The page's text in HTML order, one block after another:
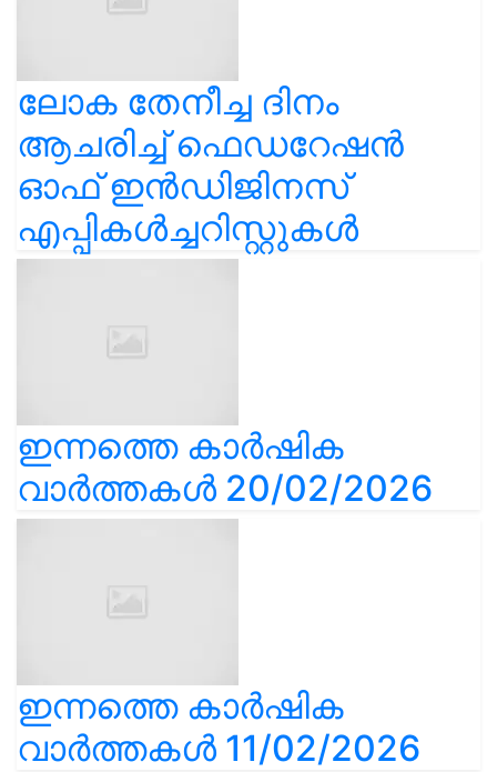
ലോക തേനീച്ച ദിനം
ആചരിച്ച് ഫെഡറേഷൻ
ഓഫ് ഇൻഡിജിനസ്
എപ്പികൾച്ചറിസ്റ്റുകൾ
ഇന്നത്തെ കാർഷിക
വാർത്തകൾ 20/02/2026
ഇന്നത്തെ കാർഷിക
വാർത്തകൾ 11/02/2026